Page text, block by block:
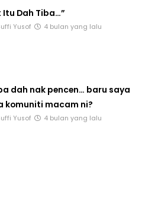
Itu Dah Tiba…”
Yusof 4 bulan yang lalu
dah nak pencen… baru saya
komuniti macam ni?
Yusof 4 bulan yang lalu